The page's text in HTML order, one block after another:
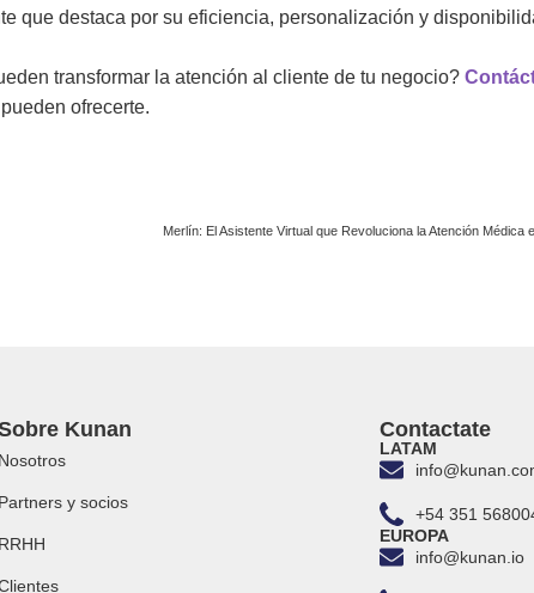
que destaca por su eficiencia, personalización y
transformar la atención al cliente de tu negocio?
ofrecerte.
Merlín: El Asistente Virtual que Revoluciona la Atención Médica
Kunan
Nosotros
Partners y socios
RRHH
Contactate
LATAM
+54 351
EUROPA
info@kunan.io